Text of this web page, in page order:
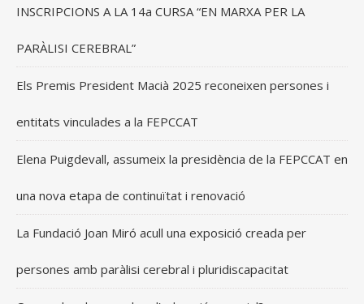
INSCRIPCIONS A LA 14a CURSA “EN MARXA PER LA
PARÀLISI CEREBRAL”
Els Premis President Macià 2025 reconeixen persones i
entitats vinculades a la FEPCCAT
Elena Puigdevall, assumeix la presidència de la FEPCCAT en
una nova etapa de continuïtat i renovació
La Fundació Joan Miró acull una exposició creada per
persones amb paràlisi cerebral i pluridiscapacitat